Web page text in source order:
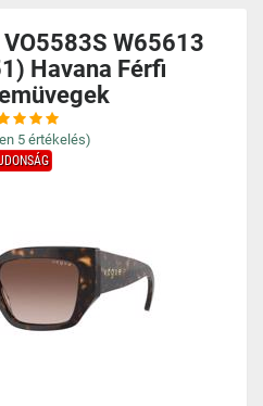
W65613
Havana Férfi
5 értékelés)